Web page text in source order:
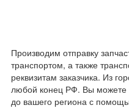
Производим отправку
транспортом, а также
реквизитам заказчика. Из
любой конец РФ. Вы можете
до вашего региона с